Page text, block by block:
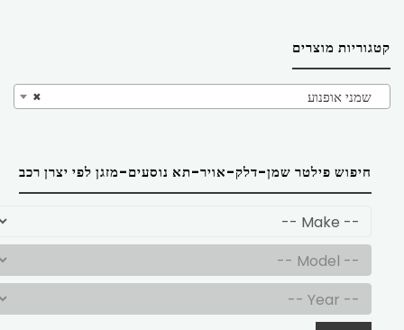
קטגוריות מוצרים
× שמני אופנוע
חיפוש פילטר שמן-דלק-אויר-תא נוסעים-מזגן לפי יצרן רכב